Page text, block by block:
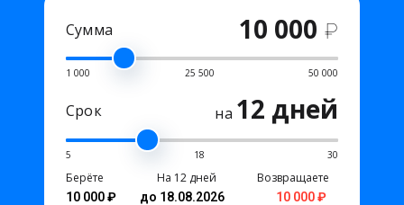
Сумма 10 000 ₽
1 000 25 500 50 000
Срок на 12 дней
5 18 30
Берёте
10 000 ₽
На 12 дней
до 18.08.2026
Возвращаете
10 000 ₽